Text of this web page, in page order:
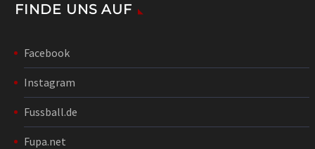
FINDE UNS AUF
Facebook
Instagram
Fussball.de
Fupa.net